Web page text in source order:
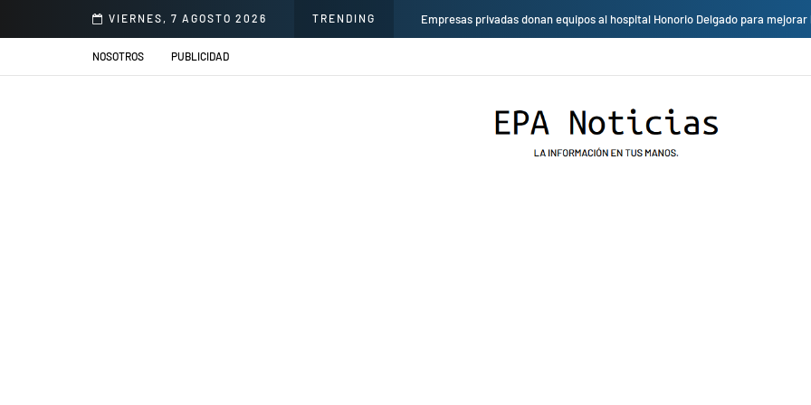
VIERNES, 7 AGOSTO 2026 TRENDING
se presentarán en el Jardín de la Cerveza Arequipeña Empresas privadas donan equipos al hospital Honorio Delgado para
NOSOTROS PUBLICIDAD